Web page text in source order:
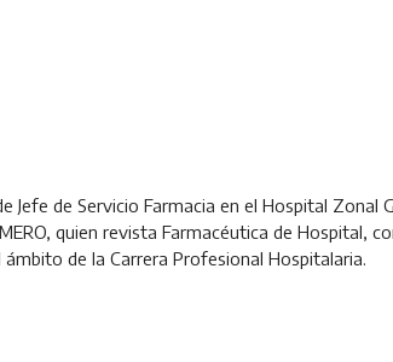
de Servicio Farmacia en el Hospital Zonal
quien revista Farmacéutica de Hospital,
de la Carrera Profesional Hospitalaria.